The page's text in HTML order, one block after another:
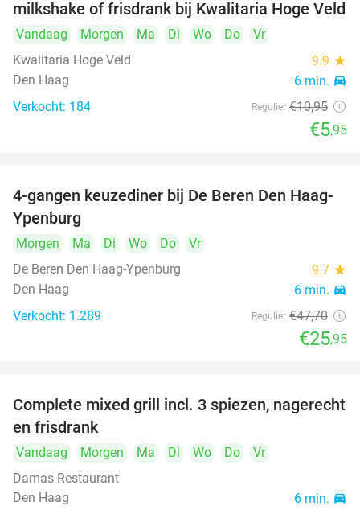
milkshake of frisdrank bij Kwalitaria Hoge Veld
Vandaag Morgen Ma Di Wo Do
Vr
Kwalitaria Hoge Veld
9.9 star
Den Haag 6 min. directions_car
Verkocht: 184 Regulier €10,95
€5,95
46%
4-gangen keuzediner bij De Beren Den Haag-
Ypenburg
Morgen Ma Di Wo Do
Vr
De Beren Den Haag-Ypenburg
9.7 star
Den Haag 6 min. directions_car
Verkocht: 1.289 Regulier €47,70
€25,95
34%
Complete mixed grill incl. 3 spiezen, nagerecht
en frisdrank
Vandaag Morgen Ma Di Wo Do
Vr
Damas Restaurant
Den Haag
6 min. directions_car